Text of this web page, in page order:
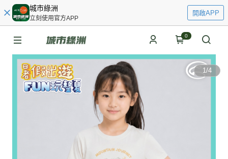
城市綠洲
立刻使用官方APP
開啟APP
0
1/4